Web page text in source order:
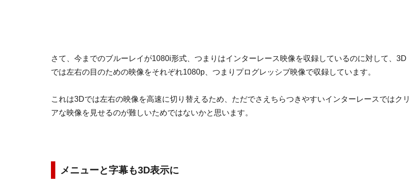
さて、今までのブルーレイが1080i形式、つまりはインターレース映像を収録しているのに対して、3D
では左右の目のための映像をそれぞれ1080p、つまりプログレッシブ映像で収録しています。
これは3Dでは左右の映像を高速に切り替えるため、ただでさえちらつきやすいインターレースではクリ
アな映像を見せるのが難しいためではないかと思います。
メニューと字幕も3D表示に